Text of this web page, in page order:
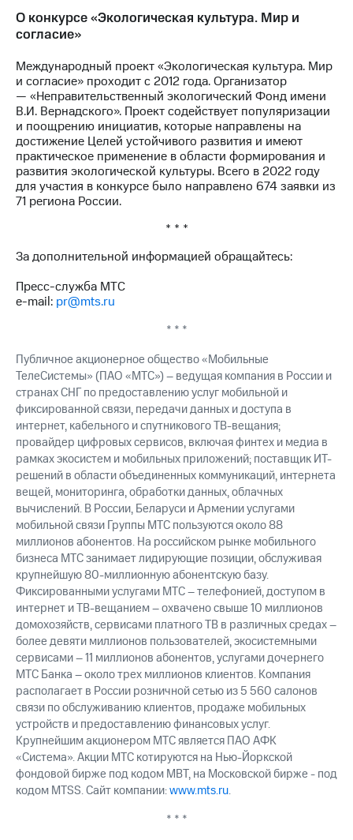
аудит
Рынок
Описание
Программа
приобретения
Порядок
выкупа
акций
Дивиденды
Рынок
облигаций
Уведомление
погашении
именных
Регистратор
Реквизиты
Контакты
развитие
деловая этика
На главную
О конкурсе «Экологическая культура. Мир и
согласие»
Международный проект «Экологическая культура. Мир
и согласие» проходит с 2012 года. Организатор
— «Неправительственный экологический Фонд имени
В.И. Вернадского». Проект содействует популяризации
и поощрению инициатив, которые направлены на
достижение Целей устойчивого развития и имеют
практическое применение в области формирования и
развития экологической культуры. Всего в 2022 году
для участия в конкурсе было направлено 674 заявки из
71 региона России.
* * *
За дополнительной информацией обращайтесь:
Пресс-служба МТС
e-mail: pr@mts.ru
* * *
Публичное акционерное общество «Мобильные
ТелеСистемы» (ПАО «МТС») – ведущая компания в России и
странах СНГ по предоставлению услуг мобильной и
фиксированной связи, передачи данных и доступа в
интернет, кабельного и спутникового ТВ-вещания;
провайдер цифровых сервисов, включая финтех и медиа в
рамках экосистем и мобильных приложений; поставщик ИТ-
решений в области объединенных коммуникаций, интернета
вещей, мониторинга, обработки данных, облачных
вычислений. В России, Беларуси и Армении услугами
мобильной связи Группы МТС пользуются около 88
миллионов абонентов. На российском рынке мобильного
бизнеса МТС занимает лидирующие позиции, обслуживая
крупнейшую 80-миллионную абонентскую базу.
Фиксированными услугами МТС – телефонией, доступом в
интернет и ТВ-вещанием – охвачено свыше 10 миллионов
домохозяйств, сервисами платного ТВ в различных средах –
более девяти миллионов пользователей, экосистемными
сервисами – 11 миллионов абонентов, услугами дочернего
МТС Банка – около трех миллионов клиентов. Компания
располагает в России розничной сетью из 5 560 салонов
связи по обслуживанию клиентов, продаже мобильных
устройств и предоставлению финансовых услуг.
Крупнейшим акционером МТС является ПАО АФК
«Система». Акции МТС котируются на Нью-Йоркской
фондовой бирже под кодом MBT, на Московской бирже - под
кодом MTSS. Сайт компании:www.mts.ru.
* * *